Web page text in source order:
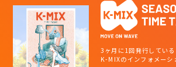
3ヶ月に1回発行している
K-MIXのインフォメーシ